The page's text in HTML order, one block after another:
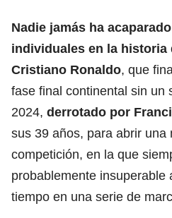
Nadie jamás ha
individuales en la historia
Cristiano Ronaldo, que
fase final continental sin un
2024, derrotado por
sus 39 años, para abrir una
competición, en la que
probablemente insuperable
tiempo en una serie de